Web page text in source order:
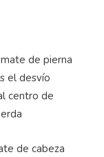
de pierna
el desvío
centro de
de cabeza